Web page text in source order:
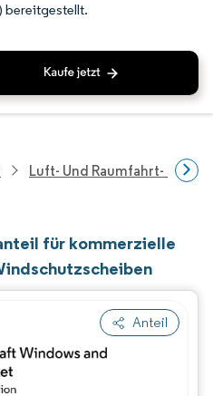
bereitgestellt.
Luft- Und Raumfahrt- Und
für kommerzielle
Anteil